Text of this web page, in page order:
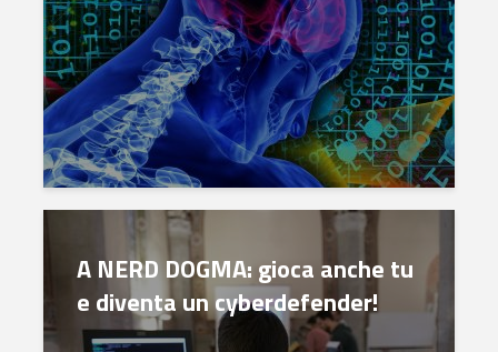
A NERD DOGMA: gioca anche tu
e diventa un cyberdefender!